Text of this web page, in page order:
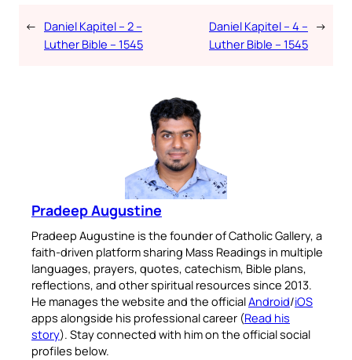
← Daniel Kapitel – 2 –
Luther Bible – 1545
Daniel Kapitel – 4 –
Luther Bible – 1545
→
Pradeep Augustine
Pradeep Augustine is the founder of Catholic Gallery, a
faith-driven platform sharing Mass Readings in multiple
languages, prayers, quotes, catechism, Bible plans,
reflections, and other spiritual resources since 2013.
He manages the website and the officialAndroid/iOS
apps alongside his professional career (Read his
story). Stay connected with him on the official social
profiles below.